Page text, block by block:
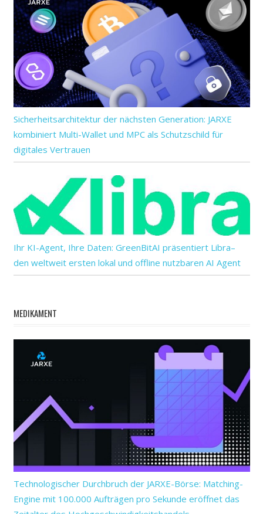
Sicherheitsarchitektur der nächsten Generation: JARXE
kombiniert Multi-Wallet und MPC als Schutzschild für
digitales Vertrauen
Ihr KI-Agent, Ihre Daten: GreenBitAI präsentiert Libra–
den weltweit ersten lokal und offline nutzbaren AI Agent
MEDIKAMENT
Technologischer Durchbruch der JARXE-Börse: Matching-
Engine mit 100.000 Aufträgen pro Sekunde eröffnet das